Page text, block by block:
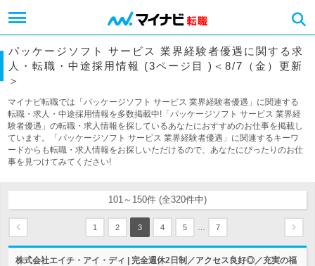
パッケージソフト サービス 業界経験者優遇に関する求
人・転職・中途採用情報 (3ページ目 )＜8/7（金）更新
＞
マイナビ転職では「パッケージソフト サービス 業界経験者優遇」に関連する
転職・求人・中途採用情報を多数掲載中!「パッケージソフト サービス 業界経
験者優遇」の転職・求人情報を探しているあなたにおすすめのお仕事を掲載し
ています。「パッケージソフト サービス 業界経験者優遇」に関連するキーワ
ードからも転職・求人情報をお探しいただけるので、あなたにぴったりのお仕
事を見つけてみてください!
101～150件 (全320件中)
1 2 3 4 5 7
株式会社エイチ・アイ・ディ | 完全週休2日制／アクセス良好◎／充実の福